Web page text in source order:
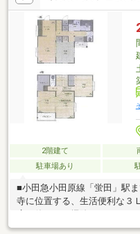
す。・その他物件情報も多数
ください。
2階建て
駐車場あり
■小田急小田原線「蛍田」駅
寺に位置する、生活便利な３
ン■隣接する和室を開放すれ